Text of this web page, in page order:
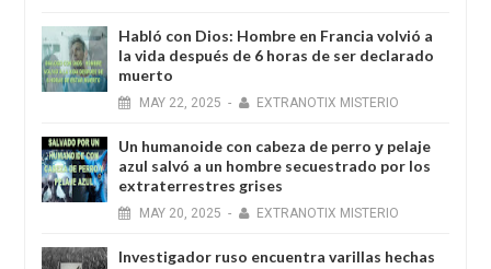
Habló con Dios: Hombre en Francia volvió a
la vida después de 6 horas de ser declarado
muerto
MAY 22, 2025 - EXTRANOTIX MISTERIO
Un humanoide con cabeza de perro у pelaje
azul salvó a un hombre secuestrado por los
extraterrestres grises
MAY 20, 2025 - EXTRANOTIX MISTERIO
Investigador ruso encuentra varillas hechas